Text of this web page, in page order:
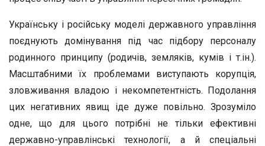
Українську і російську моделі державного управління
поєднують домінування під час підбору персоналу
родинного принципу (родичів, земляків, кумів і т.ін.).
Масштабними їх проблемами виступають корупція,
зловживання владою і некомпетентність. Подолання
цих негативних явищ іде дуже повільно. Зрозуміло
одне, що для цього потрібні не тільки ефективні
державно-управлінські технології, а й спеціальні